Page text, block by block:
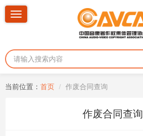
Toggle
当前位置： 首页 作废合同查询
作废合同查询